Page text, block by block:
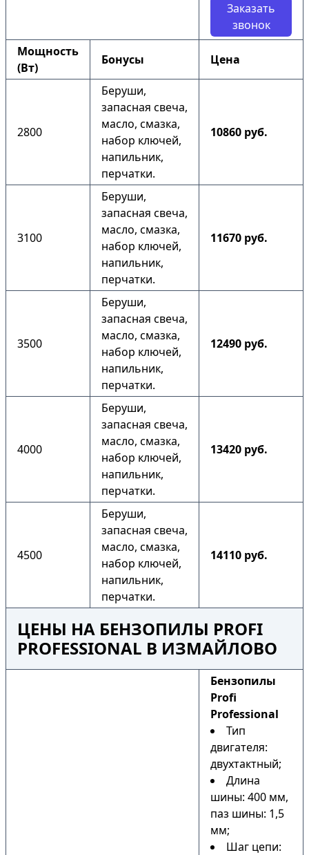
Заказать
звонок
Мощность
(Вт)
Бонусы Цена
2800
Беруши,
запасная свеча,
масло, смазка,
набор ключей,
напильник,
перчатки.
10860 руб.
3100
Беруши,
запасная свеча,
масло, смазка,
набор ключей,
напильник,
перчатки.
11670 руб.
3500
Беруши,
запасная свеча,
масло, смазка,
набор ключей,
напильник,
перчатки.
12490 руб.
4000
Беруши,
запасная свеча,
масло, смазка,
набор ключей,
напильник,
перчатки.
13420 руб.
4500
Беруши,
запасная свеча,
масло, смазка,
набор ключей,
напильник,
перчатки.
14110 руб.
ЦЕНЫ НА БЕНЗОПИЛЫ PROFI
PROFESSIONAL В ИЗМАЙЛОВО
Бензопилы
Profi
Professional
Тип
двигателя:
двухтактный;
Длина
шины: 400 мм,
паз шины: 1,5
мм;
Шаг цепи: